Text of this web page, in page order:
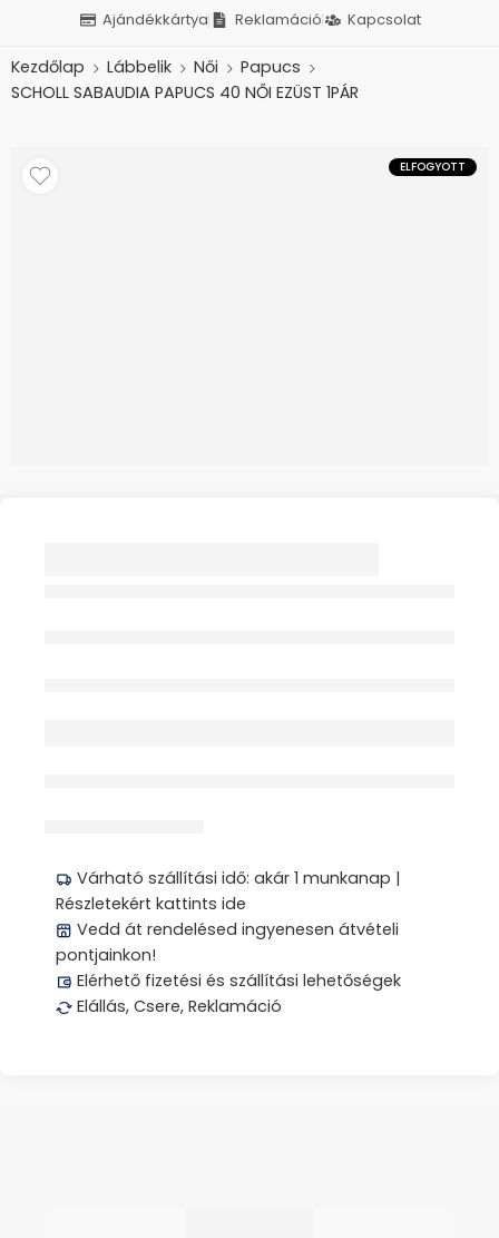
Ajándékkártya Reklamáció Kapcsolat
Kezdőlap Lábbelik Női
Papucs
SCHOLL SABAUDIA PAPUCS 40 NŐI EZÜST 1PÁR
ELFOGYOTT
Várható szállítási idő: akár 1 munkanap |
Részletekért kattints ide
Vedd át rendelésed ingyenesen átvételi
pontjainkon!
Elérhető fizetési és szállítási lehetőségek
Elállás, Csere, Reklamáció